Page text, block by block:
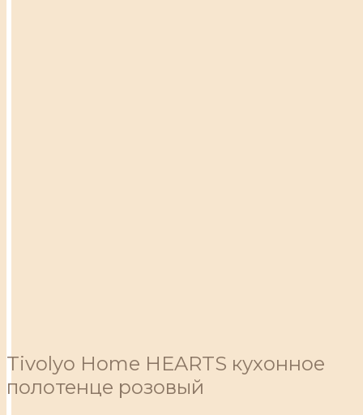
Tivolyo Home HEARTS кухонное
полотенце розовый